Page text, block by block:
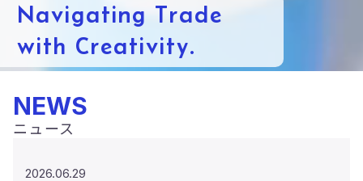
Navigating Trade
with Creativity.
NEWS
ニュース
2026.06.29